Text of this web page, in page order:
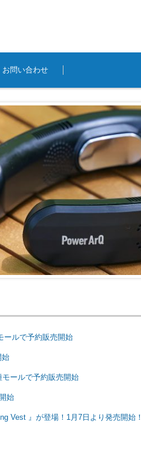
お問い合わせ
ールで予約販売開始
始
ールで予約販売開始
始
Vest 』が登場！1月7日より発売開始！